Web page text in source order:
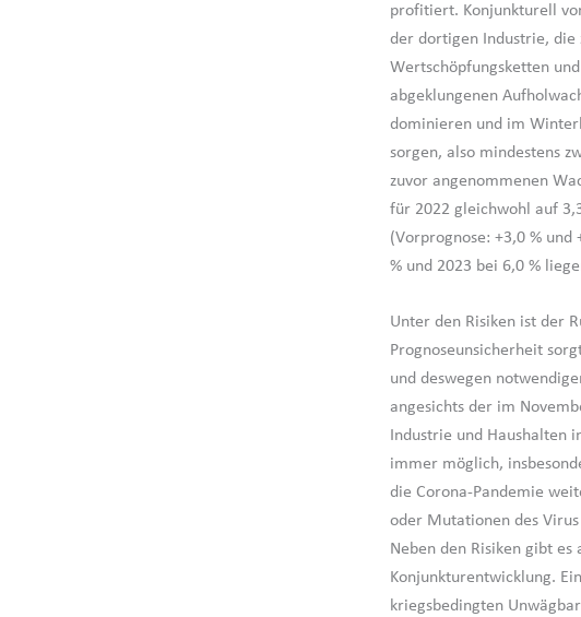
profitiert. Konjunkturell
der dortigen Industrie,
Wertschöpfungsketten
abgeklungenen
dominieren und im
sorgen, also mindestens
zuvor angenommenen
für 2022 gleichwohl auf
(Vorprognose: +3,0 %
% und 2023 bei 6,0 %
Unter den Risiken ist der
Prognoseunsicherheit
und deswegen
angesichts der im
Industrie und Haushalten
immer möglich,
die Corona-Pandemie
oder Mutationen des
Neben den Risiken gibt
Konjunkturentwicklung.
kriegsbedingten